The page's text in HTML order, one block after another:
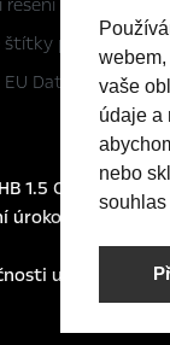
štítky pneumatik
Data Act
CDTI (96 kW/
sazba:
uskutečnit
vaše
údaje a
nebo